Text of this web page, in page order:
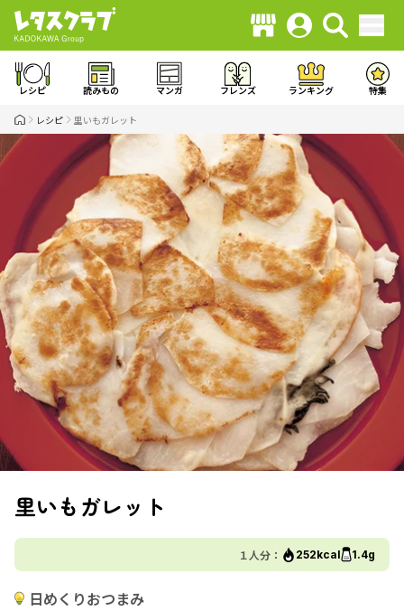
レシピ 読みもの マンガ フレンズ ランキング 特集
レシピ 里いもガレット
里いもガレット
１人分： 252kcal 1.4g
日めくりおつまみ